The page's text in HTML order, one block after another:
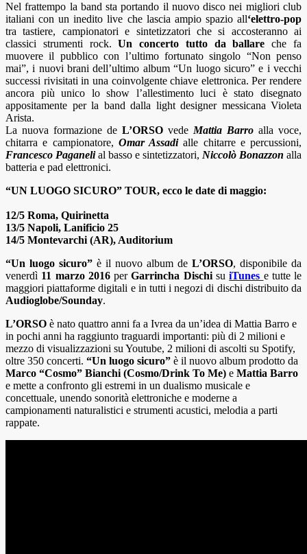
Nel frattempo la band sta portando il nuovo disco nei migliori club
italiani con un inedito live che lascia ampio spazio all‘elettro-pop
tra tastiere, campionatori e sintetizzatori che si accosteranno ai
classici strumenti rock.Un concerto tutto da ballare che fa
muovere il pubblico con l’ultimo fortunato singolo “Non penso
mai”, i nuovi brani dell’ultimo album “Un luogo sicuro” e i vecchi
successi rivisitati in una coinvolgente chiave elettronica.Per rendere
ancora più unico lo show l’allestimento luci è stato disegnato
appositamente per la band dalla light designer messicana Violeta
Arista.
La nuova formazione de L’ORSO vede Mattia Barro alla voce,
chitarra e campionatore, Omar Assadialle chitarre e percussioni,
Francesco Paganelial basso e sintetizzatori, Niccolò Bonazzon alla
batteria e pad elettronici.
“UN LUOGO SICURO” TOUR, ecco le date di maggio:
12/5 Roma, Quirinetta
13/5 Napoli, Lanificio 25
14/5 Montevarchi (AR), Auditorium
“Un luogo sicuro” è il nuovo album de L’ORSO, disponibile da
venerdì 11 marzo 2016perGarrincha Dischi suiTunes e tutte le
maggiori piattaforme digitali e in tutti i negozi di dischi distribuito da
Audioglobe/Sounday.
L’ORSO è nato quattro anni fa a Ivrea da un’idea di Mattia Barro e
in pochi anni ha raggiunto traguardi importanti: più di 2 milioni e
mezzo di visualizzazioni su Youtube, 2 milioni di ascolti su Spotify,
oltre 350 concerti. “Un luogo sicuro” è il nuovo album prodotto da
Marco “Cosmo” Bianchi (Cosmo/Drink To Me) e Mattia Barro
e mette a confronto gli estremi in un dualismo musicale e
concettuale, unendo sonorità elettroniche e moderne a
campionamenti naturalistici e strumenti acustici, melodia a parti
rappate.